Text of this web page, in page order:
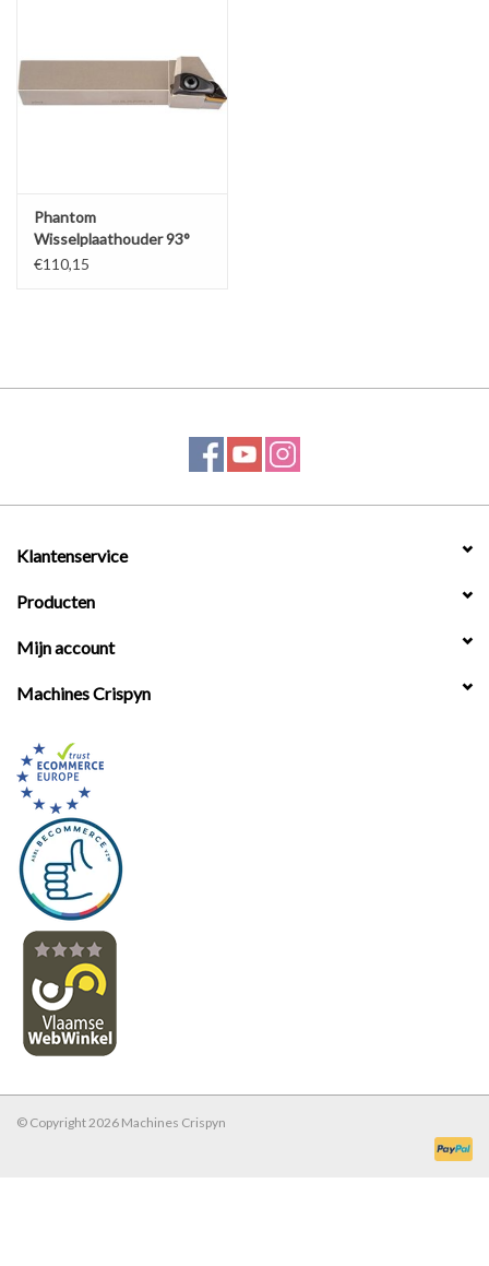
Phantom
Wisselplaathouder 93°
DDJNL 2525 M15
€110,15
Klantenservice
Producten
Mijn account
Machines Crispyn
© Copyright 2026 Machines Crispyn